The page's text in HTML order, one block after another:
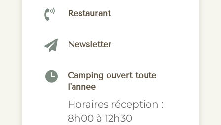
 Restaurant
 Newsletter

Camping ouvert toute
l'année
Horaires réception :
8h00 à 12h30